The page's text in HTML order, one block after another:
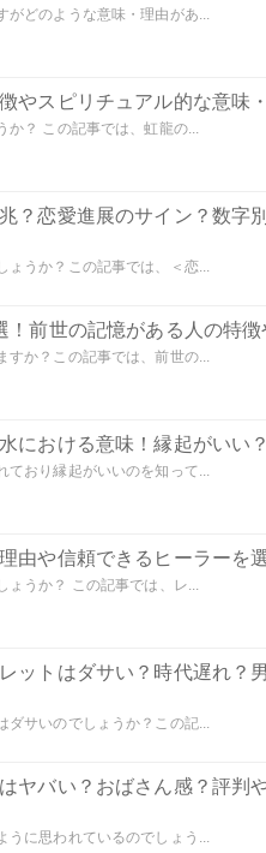
がどのような意味・理由があ...
やスピリチュアル的な意味
か？ この記事では、虹龍の...
？恋愛進展のサイン？数字
ょうか？この記事では、＜恋...
前世の記憶がある人の特徴
すか？この記事では、前世の...
における意味！縁起がいい？
ており縁起がいいのを知って...
由や信頼できるヒーラーを
ょうか？ この記事では、レ...
ットはダサい？時代遅れ？
ダサいのでしょうか？この記...
ヤバい？おばさん感？評判
うに思われているのでしょう...